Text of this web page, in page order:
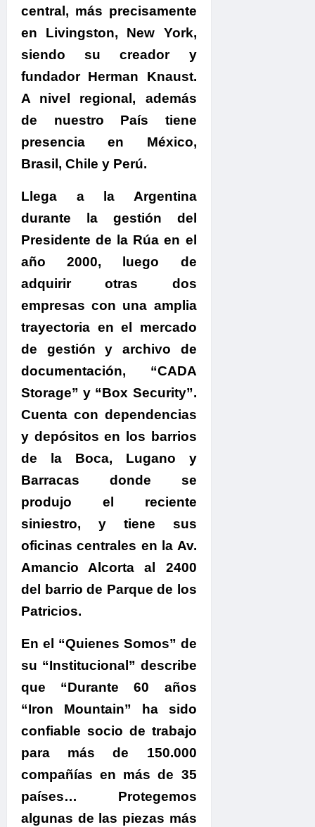
central, más precisamente
en Livingston, New York,
siendo su creador y
fundador Herman Knaust.
A nivel regional, además
de nuestro País tiene
presencia en México,
Brasil, Chile y Perú.
Llega a la Argentina
durante la gestión del
Presidente de la Rúa en el
año 2000, luego de
adquirir otras dos
empresas con una amplia
trayectoria en el mercado
de gestión y archivo de
documentación, “CADA
Storage” y “Box Security”.
Cuenta con dependencias
y depósitos en los barrios
de la Boca, Lugano y
Barracas donde se
produjo el reciente
siniestro, y tiene sus
oficinas centrales en la Av.
Amancio Alcorta al 2400
del barrio de Parque de los
Patricios.
En el “Quienes Somos” de
su “Institucional” describe
que “Durante 60 años
“Iron Mountain” ha sido
confiable socio de trabajo
para más de 150.000
compañías en más de 35
países… Protegemos
algunas de las piezas más